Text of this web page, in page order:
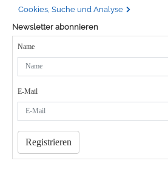
Cookies, Suche und Analyse
Newsletter abonnieren
Name
E-Mail
Registrieren